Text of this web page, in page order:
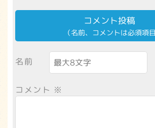
コメント投稿
（名前、コメントは必須項目
名前
コメント ※